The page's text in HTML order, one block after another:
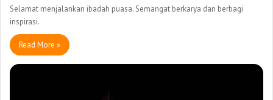
Selamat menjalankan ibadah puasa. Semangat berkarya dan berbagi
inspirasi.
Read More »